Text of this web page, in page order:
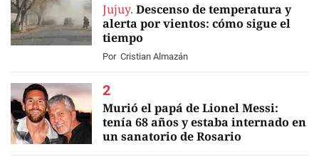
Jujuy. Descenso de temperatura y
alerta por vientos: cómo sigue el
tiempo
Por Cristian Almazán
EN VIVO
Murió el papá de Lionel Messi:
tenía 68 años y estaba internado en
un sanatorio de Rosario